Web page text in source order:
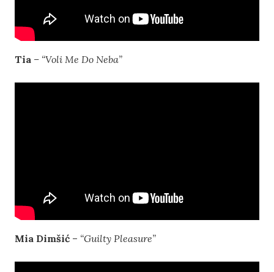
Tia – “Voli Me Do Neba”
Mia Dimšić – “Guilty Pleasure”